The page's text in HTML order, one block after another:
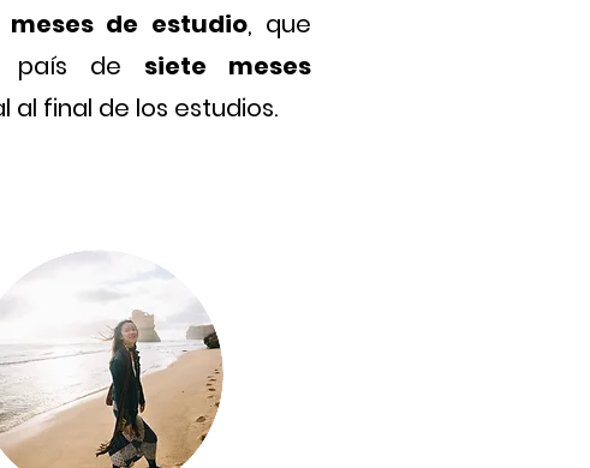
meses de estudio, que
país de siete meses
al final de los estudios.